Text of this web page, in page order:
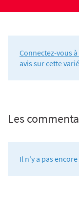
Connectez-vous
avis sur cette
Les
Il n'y a pas